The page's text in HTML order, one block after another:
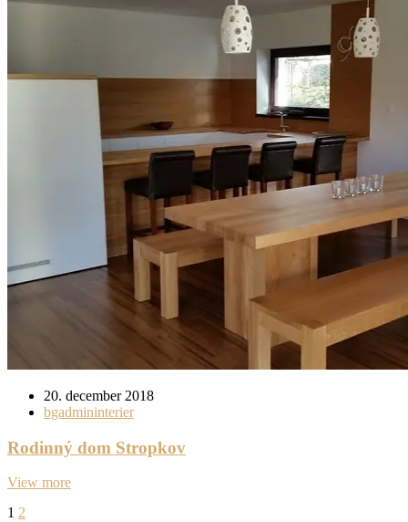
20. december 2018
bgadmininterier
Rodinný dom Stropkov
View more
1 2